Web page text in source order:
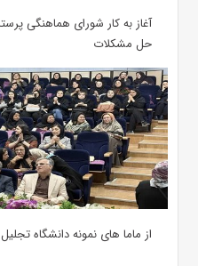
آغاز به کار شورای هماهنگی
حل مشکلات
از ماما های نمونه دانشگاه